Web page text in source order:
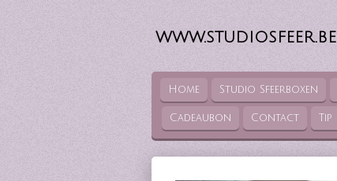
WWW.STUDIOSFEER.BE
Home Studio Sfeerboxen
Cadeaubon Contact Tip